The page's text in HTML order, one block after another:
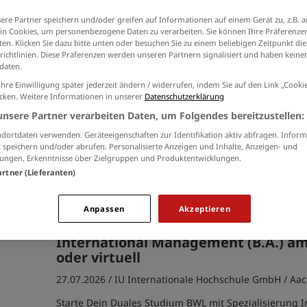
derDatenschutzinformationenein.
Duales Studium BWL (B.A.) am
virtuell
30.07.2026 /IU Internationale Hochschule GmbH /
Starte Dein Duales Studium BWL am Campus oder
Profitiere von persönlichen Mentoren und
während Du in verschiedenen Fachrichtungen wie
Duales Studium BWL - Spezialisierung
International Management (B.A.)
oder virtuell
27.07.2026 /IU Internationale Hochschule GmbH /
Starte Dein Duales Studium BWL mit Spezialisierung
Partner speichern und/oder greifen auf Informationen auf einem Gerät zu, z.B.
Cookies, um personenbezogene Daten zu verarbeiten. Sie können Ihre
Klicken Sie dazu bitte unten oder besuchen Sie zu einem beliebigen Zeitpunkt
Diese Präferenzen werden unseren Partnern signalisiert und haben
Einwilligung später jederzeit ändern / widerrufen, indem Sie auf den Link
Weitere Informationen in unserer Datenschutzerklärung
Partner verarbeiten Daten, um Folgendes bereitzustellen:
verwenden. Geräteeigenschaften zur Identifikation aktiv abfragen.
speichern und/oder abrufen. Personalisierte Anzeigen und Inhalte, Anzeigen- und
Erkenntnisse über Zielgruppen und Produktentwicklungen.
(Lieferanten)
Akzeptieren
Anpassen